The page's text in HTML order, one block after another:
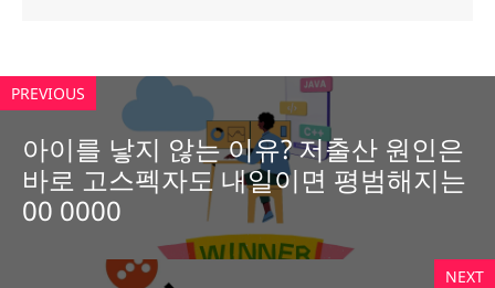
PREVIOUS
아이를 낳지 않는 이유? 저출산 원인은
바로 고스펙자도 내일이면 평범해지는
00 0000
NEXT